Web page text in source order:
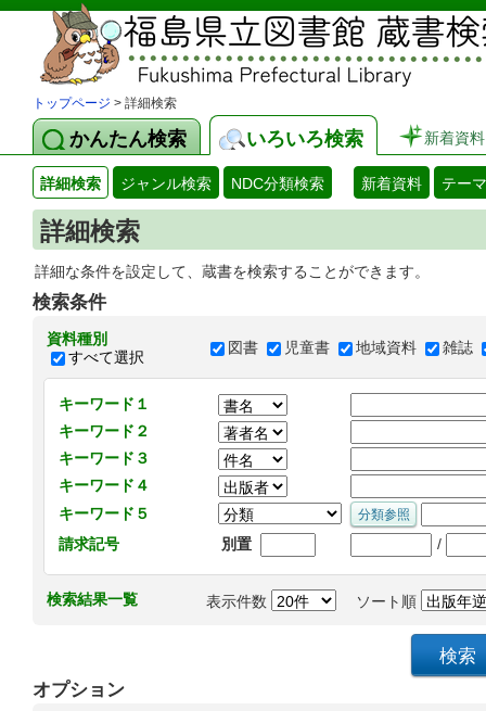
トップページ > 詳細検索
かんたん検索 いろいろ検索 新着資料
詳細検索 ジャンル検索 NDC分類検索 新着資料 テー
詳細検索
詳細な条件を設定して、蔵書を検索することができます。
検索条件
資料種別
すべて選択
図書 児童書 地域資料 雑誌
キーワード１
キーワード２
キーワード３
キーワード４
キーワード５
請求記号
別置 /
検索結果一覧 表示件数 ソート順
オプション